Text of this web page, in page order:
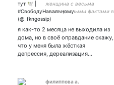
женщина с весьма
неинтересными фактами в
биографии в болоте
беспомощности, идите все
на хуй
я как-то 2 месяца не выходила из
дома, но в своё оправдание скажу,
что у меня была жёсткая
депрессия, дереализация…
филиппова а.